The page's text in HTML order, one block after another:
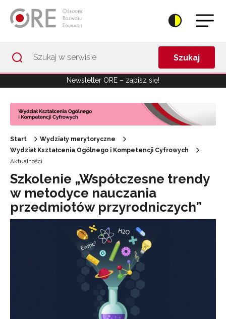
Szukaj
Newsletter ORE – zapisz się!
Start
Wydziały merytoryczne
Wydział Kształcenia Ogólnego i Kompetencji Cyfrowych
Aktualności
Szkolenie „Współczesne trendy
w metodyce nauczania
przedmiotów przyrodniczych”